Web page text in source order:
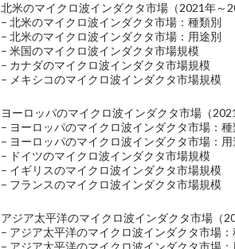
北米のマイクロ波インダクタ市場（2021年～
– 北米のマイクロ波インダクタ市場：種類別
– 北米のマイクロ波インダクタ市場：用途別
– 米国のマイクロ波インダクタ市場規模
– カナダのマイクロ波インダクタ市場規模
– メキシコのマイクロ波インダクタ市場規模
ヨーロッパのマイクロ波インダクタ市場（
– ヨーロッパのマイクロ波インダクタ市場：種
– ヨーロッパのマイクロ波インダクタ市場：用
– ドイツのマイクロ波インダクタ市場規模
– イギリスのマイクロ波インダクタ市場規模
– フランスのマイクロ波インダクタ市場規模
アジア太平洋のマイクロ波インダクタ市場（
– アジア太平洋のマイクロ波インダクタ市場：
– アジア太平洋のマイクロ波インダクタ市場：